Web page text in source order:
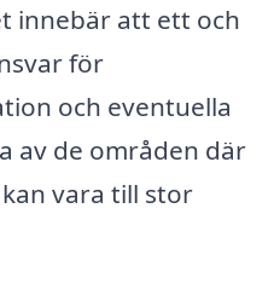
innebär att ett och
för
och eventuella
av de områden där
vara till stor